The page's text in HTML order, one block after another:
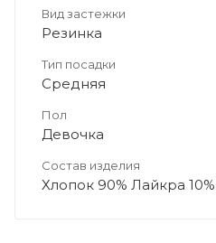
Вид застежки
Резинка
Тип посадки
Средняя
Пол
Девочка
Состав изделия
Хлопок 90% Лайкра 10%